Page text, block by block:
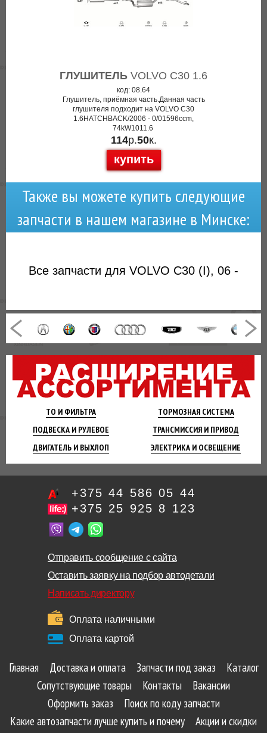
ТО И ФИЛЬТРА ТОРМОЗНАЯСИСТЕМА
ПОДВЕСКА И РУЛЕВОЕ ТРАНСМИССИЯ И ПРИВОД
ДВИГАТЕЛЬ И ВЫХЛОП ЭЛЕКТРИКА И ОСВЕЩЕНИЕ
ГЛУШИТЕЛЬ VOLVO C30 1.6
код: 08.64
Глушитель, приёмная часть.Данная часть
глушителя подходит на VOLVO C30
1.6HATCHBACK/2006 - 0/01596ccm,
74kW1011.6
114р.50к.
купить
Также вы можете купить следующие
запчасти в нашем магазине в Минске:
Все запчасти для VOLVO C30 (I), 06 -
+375 44 586 05 44
+375 25 925 8 123
Отправить сообщение с сайта
Оставить заявку на подбор автодетали
Написать директору
Оплата наличными
Оплата картой
Главная Доставка и оплата Запчасти под заказ
Каталог
Сопутствующие товары
Контакты
Вакансии
Оформить заказ
Поиск по коду запчасти
Какие автозапчасти лучше купить и почему
Акции и скидки